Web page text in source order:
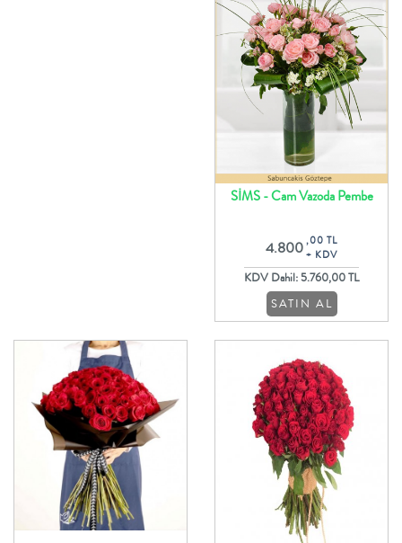
SİMS - Cam Vazoda Pembe
4.800 ,00 TL
+ KDV
KDV Dahil: 5.760,00 TL
SATIN AL